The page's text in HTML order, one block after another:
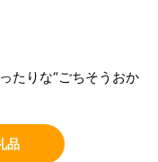
たりな“ごちそうおか
品